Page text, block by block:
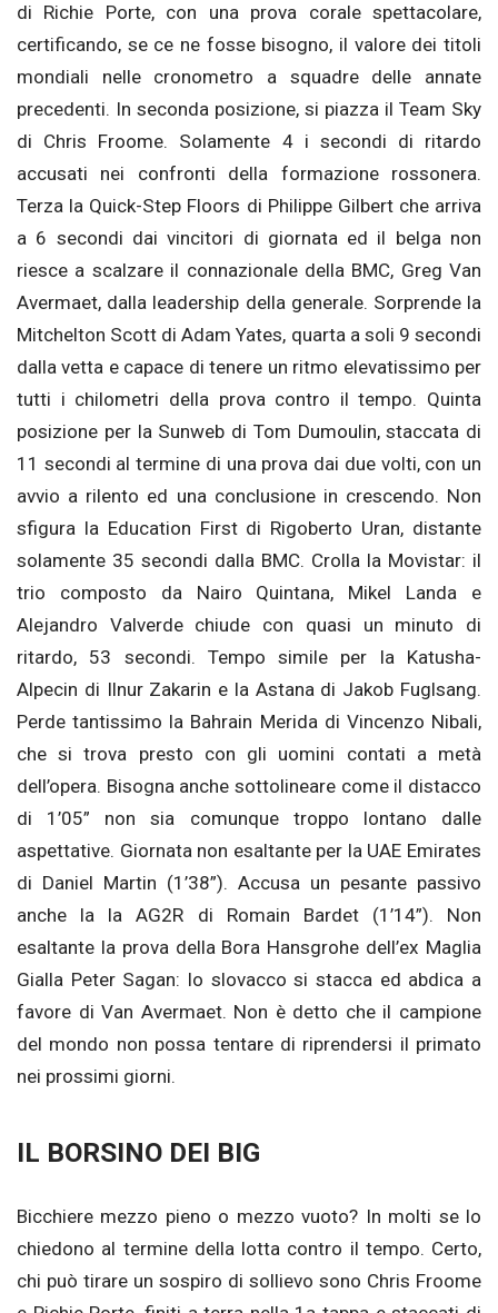
di Richie Porte, con una prova corale spettacolare,
certificando, se ce ne fosse bisogno, il valore dei titoli
mondiali nelle cronometro a squadre delle annate
precedenti. In seconda posizione, si piazza il Team Sky
di Chris Froome. Solamente 4 i secondi di ritardo
accusati nei confronti della formazione rossonera.
Terza la Quick-Step Floors di Philippe Gilbert che arriva
a 6 secondi dai vincitori di giornata ed il belga non
riesce a scalzare il connazionale della BMC, Greg Van
Avermaet, dalla leadership della generale. Sorprende la
Mitchelton Scott di Adam Yates, quarta a soli 9 secondi
dalla vetta e capace di tenere un ritmo elevatissimo per
tutti i chilometri della prova contro il tempo. Quinta
posizione per la Sunweb di Tom Dumoulin, staccata di
11 secondi al termine di una prova dai due volti, con un
avvio a rilento ed una conclusione in crescendo. Non
sfigura la Education First di Rigoberto Uran, distante
solamente 35 secondi dalla BMC. Crolla la Movistar: il
trio composto da Nairo Quintana, Mikel Landa e
Alejandro Valverde chiude con quasi un minuto di
ritardo, 53 secondi. Tempo simile per la Katusha-
Alpecin di Ilnur Zakarin e la Astana di Jakob Fuglsang.
Perde tantissimo la Bahrain Merida di Vincenzo Nibali,
che si trova presto con gli uomini contati a metà
dell’opera. Bisogna anche sottolineare come il distacco
di 1’05” non sia comunque troppo lontano dalle
aspettative. Giornata non esaltante per la UAE Emirates
di Daniel Martin (1’38”). Accusa un pesante passivo
anche la la AG2R di Romain Bardet (1’14”). Non
esaltante la prova della Bora Hansgrohe dell’ex Maglia
Gialla Peter Sagan: lo slovacco si stacca ed abdica a
favore di Van Avermaet. Non è detto che il campione
del mondo non possa tentare di riprendersi il primato
nei prossimi giorni.
IL BORSINO DEI BIG
Bicchiere mezzo pieno o mezzo vuoto? In molti se lo
chiedono al termine della lotta contro il tempo. Certo,
chi può tirare un sospiro di sollievo sono Chris Froome